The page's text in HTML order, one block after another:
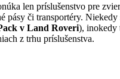
len príslušenstvo pre
pásy či transportéry.
v Land Roveri), inokedy
z trhu príslušenstva.